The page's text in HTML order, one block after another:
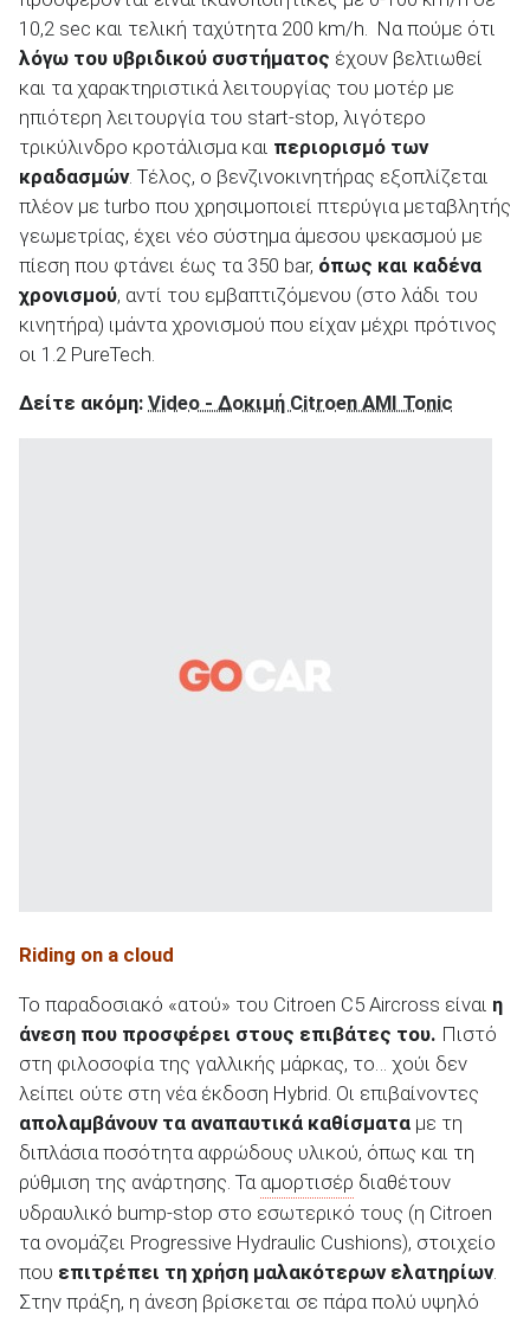
10,2 sec και τελική ταχύτητα 200 km/h. Να πούμε ότι
λόγω του υβριδικού συστήματος έχουν βελτιωθεί
και τα χαρακτηριστικά λειτουργίας του μοτέρ με
ηπιότερη λειτουργία του start-stop, λιγότερο
τρικύλινδρο κροτάλισμα και περιορισμό των
κραδασμών. Τέλος, ο βενζινοκινητήρας εξοπλίζεται
πλέον με turbo που χρησιμοποιεί πτερύγια μεταβλητής
γεωμετρίας, έχει νέο σύστημα άμεσου ψεκασμού με
πίεση που φτάνει έως τα 350 bar, όπως και καδένα
χρονισμού, αντί του εμβαπτιζόμενου (στο λάδι του
κινητήρα) ιμάντα χρονισμού που είχαν μέχρι πρότινος
οι 1.2 PureTech.
Δείτε ακόμη: Video - Δοκιμή Citroen AMI Tonic
Riding on a cloud
Το παραδοσιακό «ατού» του Citroen C5 Aircross είναι η
άνεση που προσφέρει στους επιβάτες του. Πιστό
στη φιλοσοφία της γαλλικής μάρκας, το… χούι δεν
λείπει ούτε στη νέα έκδοση Hybrid. Οι επιβαίνοντες
απολαμβάνουν τα αναπαυτικά καθίσματα με τη
διπλάσια ποσότητα αφρώδους υλικού, όπως και τη
ρύθμιση της ανάρτησης. Τα αμορτισέρ διαθέτουν
υδραυλικό bump-stop στο εσωτερικό τους (η Citroen
τα ονομάζει Progressive Hydraulic Cushions), στοιχείο
που επιτρέπει τη χρήση μαλακότερων ελατηρίων.
Στην πράξη, η άνεση βρίσκεται σε πάρα πολύ υψηλό